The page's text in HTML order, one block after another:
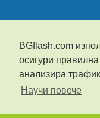
BGflash.com
осигури
анализира
Научи повече